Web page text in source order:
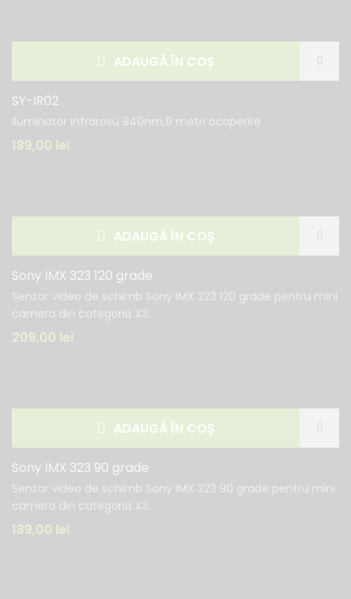
ADAUGĂ ÎN COȘ
SY-IR02
Iluminator Infrarosu 940nm,9 metri acoperire
189,00 lei
ADAUGĂ ÎN COȘ
Sony IMX 323 120 grade
Senzor video de schimb Sony IMX 323 120 grade pentru mini
camera din categoria X3.
209,00 lei
ADAUGĂ ÎN COȘ
Sony IMX 323 90 grade
Senzor video de schimb Sony IMX 323 90 grade pentru mini
camera din categoria X3.
189,00 lei